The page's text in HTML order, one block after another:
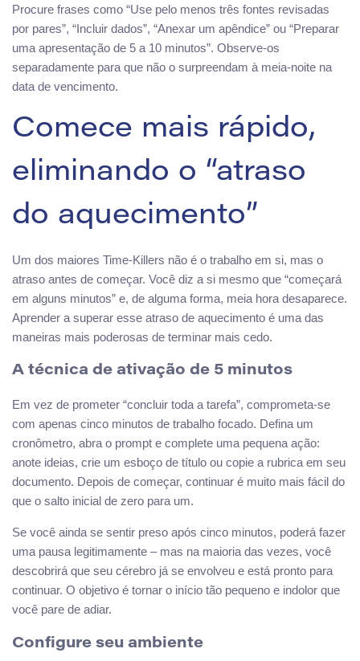
Procure frases como “Use pelo menos três fontes revisadas
por pares”, “Incluir dados”, “Anexar um apêndice” ou “Preparar
uma apresentação de 5 a 10 minutos”. Observe-os
separadamente para que não o surpreendam à meia-noite na
data de vencimento.
Comece mais rápido,
eliminando o “atraso
do aquecimento”
Um dos maiores Time-Killers não é o trabalho em si, mas o
atraso antes de começar. Você diz a si mesmo que “começará
em alguns minutos” e, de alguma forma, meia hora desaparece.
Aprender a superar esse atraso de aquecimento é uma das
maneiras mais poderosas de terminar mais cedo.
A técnica de ativação de 5 minutos
Em vez de prometer “concluir toda a tarefa”, comprometa-se
com apenas cinco minutos de trabalho focado. Defina um
cronômetro, abra o prompt e complete uma pequena ação:
anote ideias, crie um esboço de título ou copie a rubrica em seu
documento. Depois de começar, continuar é muito mais fácil do
que o salto inicial de zero para um.
Se você ainda se sentir preso após cinco minutos, poderá fazer
uma pausa legitimamente – mas na maioria das vezes, você
descobrirá que seu cérebro já se envolveu e está pronto para
continuar. O objetivo é tornar o início tão pequeno e indolor que
você pare de adiar.
Configure seu ambiente